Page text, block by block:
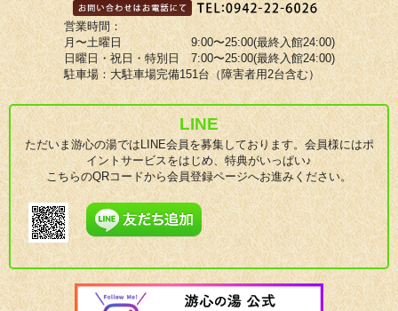
営業時間：
月〜土曜日 9:00〜25:00(最終入館24:00)
日曜日・祝日・特別日 7:00〜25:00(最終入館24:00)
駐車場：大駐車場完備151台（障害者用2台含む）
LINE
ただいま游心の湯ではLINE会員を募集しております。会員様にはポ
イントサービスをはじめ、特典がいっぱい♪
こちらのQRコードから会員登録ページへお進みください。